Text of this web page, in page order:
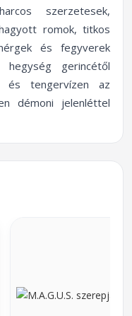
szerzetesek,
romok, titkos
és fegyverek
gerincétől
és tengervízen az
démoni jelenléttel